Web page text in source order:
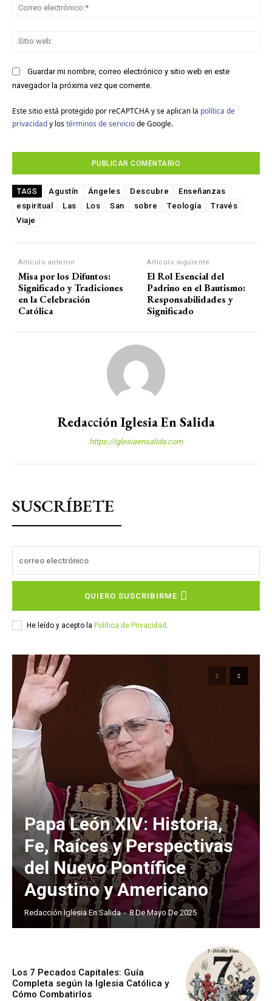
Guardar mi nombre, correo electrónico y sitio web en este
navegador la próxima vez que comente.
Este sitio está protegido por reCAPTCHA y se aplican la política de
privacidady los términos de serviciode Google.
TAGS Agustín Ángeles Descubre
Enseñanzas
espiritual
Las Los San sobre Teología
Través
Viaje
Artículo anterior
Misa por los Difuntos:
Significado y Tradiciones
en la Celebración
Católica
Artículo siguiente
El Rol Esencial del
Padrino en el Bautismo:
Responsabilidades y
Significado
Redacción Iglesia En Salida
https://iglesiaensalida.com
SUSCRÍBETE
QUIERO SUSCRIBIRME
He leído y acepto la Política de Privacidad
Papa León XIV: Historia,
Fe, Raíces y Perspectivas
del Nuevo Pontífice
Agustino y Americano
Redacción Iglesia En Salida - 8 De Mayo De 2025
Los 7 Pecados Capitales: Guía
Completa según la Iglesia Católica y
Cómo Combatirlos